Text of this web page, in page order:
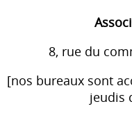
8, rue du
[nos bureaux sont
jeudis